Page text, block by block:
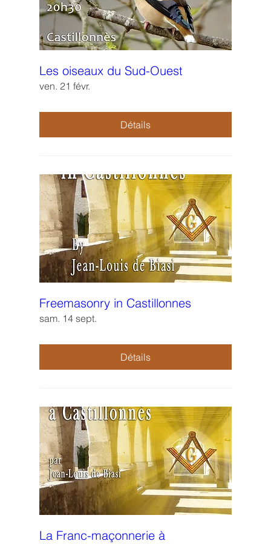
Les oiseaux du Sud-Ouest
ven. 21 févr.
Détails
Freemasonry in Castillonnes
sam. 14 sept.
Détails
La Franc-maçonnerie à